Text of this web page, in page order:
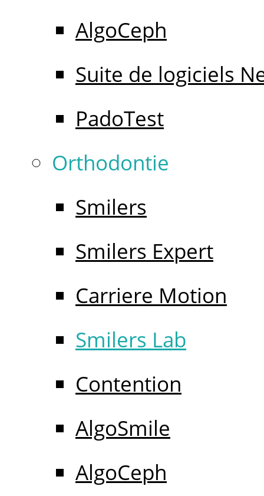
AlgoCeph
Suite de logiciels
PadoTest
Orthodontie
Smilers
Smilers Expert
Carriere Motion
Smilers Lab
Contention
AlgoSmile
AlgoCeph